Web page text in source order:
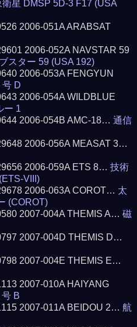
衛星 DMSP 5D-3 F17 (USA
2006-051A ARABSAT
2006-052A NAVSTAR 59
スター 59 (USA 192)
2006-053A FENGYUN
号 D
2006-054A WILDBLUE
ー 1
2006-054B AMC-18…通信
2006-056A MEASAT 3…
2006-059A ETS 8…技術
VIII)
2006-063A COROT… 太
(COROT)
2007-004A THEMIS A…磁
2007-004D THEMIS D…
2007-004E THEMIS E…
2007-010A HAIYANG
B
2007-011A BEIDOU 2…航